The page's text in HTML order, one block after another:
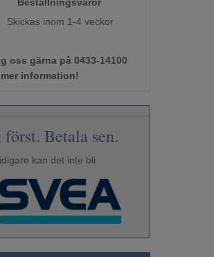
Skickas inom 1-4 veckor
oss gärna på 0433-14100
information!
först. Betala sen.
kan det inte bli